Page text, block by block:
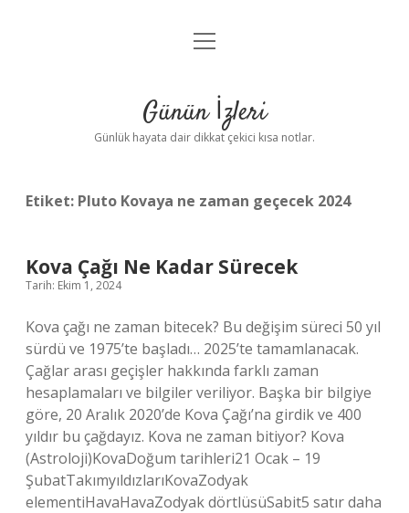
Anasayfa
Yasal Uyarı
menüyü
Günün İzleri
Günlük hayata dair dikkat çekici kısa notlar.
Etiket: Pluto Kovaya ne zaman geçecek 2024
Kova Çağı Ne Kadar Sürecek
Tarih: Ekim 1, 2024
Kova çağı ne zaman bitecek? Bu değişim süreci 50 yıl
sürdü ve 1975’te başladı… 2025’te tamamlanacak.
Çağlar arası geçişler hakkında farklı zaman
hesaplamaları ve bilgiler veriliyor. Başka bir bilgiye
göre, 20 Aralık 2020’de Kova Çağı’na girdik ve 400
yıldır bu çağdayız. Kova ne zaman bitiyor? Kova
(Astroloji)KovaDoğum tarihleri21 Ocak – 19
ŞubatTakımyıldızlarıKovaZodyak
elementiHavaHavaZodyak dörtlüsüSabit5 satır daha